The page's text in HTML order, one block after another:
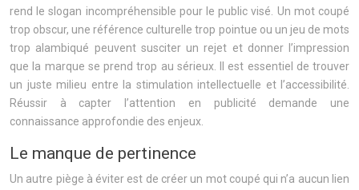
rend le slogan incompréhensible pour le public visé. Un mot coupé
trop obscur, une référence culturelle trop pointue ou un jeu de mots
trop alambiqué peuvent susciter un rejet et donner l’impression
que la marque se prend trop au sérieux. Il est essentiel de trouver
un juste milieu entre la stimulation intellectuelle et l’accessibilité.
Réussir à capter l’attention en publicité demande une
connaissance approfondie des enjeux.
Le manque de pertinence
Un autre piège à éviter est de créer un mot coupé qui n’a aucun lien